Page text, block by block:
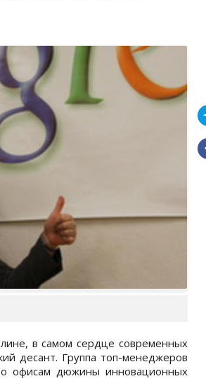
в самом сердце современных
десант. Группа топ-менеджеров
офисам дюжины инновационных